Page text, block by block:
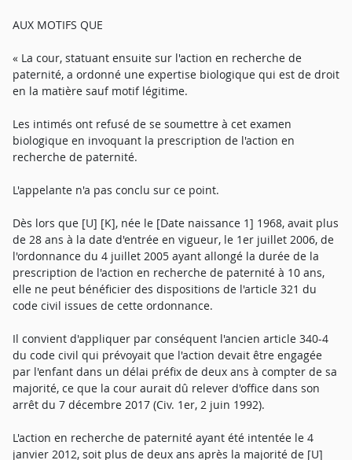
AUX MOTIFS QUE
« La cour, statuant ensuite sur l'action en recherche de
paternité, a ordonné une expertise biologique qui est de droit
en la matière sauf motif légitime.
Les intimés ont refusé de se soumettre à cet examen
biologique en invoquant la prescription de l'action en
recherche de paternité.
L'appelante n'a pas conclu sur ce point.
Dès lors que [U] [K], née le [Date naissance 1] 1968, avait plus
de 28 ans à la date d'entrée en vigueur, le 1er juillet 2006, de
l'ordonnance du 4 juillet 2005 ayant allongé la durée de la
prescription de l'action en recherche de paternité à 10 ans,
elle ne peut bénéficier des dispositions de l'article 321 du
code civil issues de cette ordonnance.
Il convient d'appliquer par conséquent l'ancien article 340-4
du code civil qui prévoyait que l'action devait être engagée
par l'enfant dans un délai préfix de deux ans à compter de sa
majorité, ce que la cour aurait dû relever d'office dans son
arrêt du 7 décembre 2017 (Civ. 1er, 2 juin 1992).
L'action en recherche de paternité ayant été intentée le 4
janvier 2012, soit plus de deux ans après la majorité de [U]